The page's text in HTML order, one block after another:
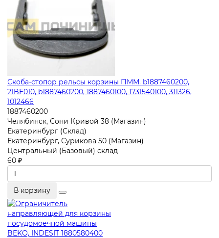
Скоба-стопор рельсы корзины ПММ. b1887460200,
21BE010, b1887460200, 1887460100, 1731540100, 311326,
1012466
1887460200
Челябинск, Сони Кривой 38 (Магазин)
Екатеринбург (Склад)
Екатеринбург, Сурикова 50 (Магазин)
Центральный (Базовый) склад
60 ₽
В корзину